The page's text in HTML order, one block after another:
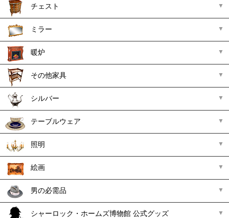
チェスト
ミラー
暖炉
その他家具
シルバー
テーブルウェア
照明
絵画
男の必需品
シャーロック・ホームズ博物館 公式グッズ